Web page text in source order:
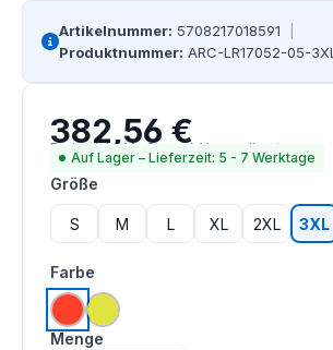
Artikelnummer: 5708217018591
Produktnummer: ARC-LR17052-05-3XL
Regulärer Preis:
382,56 €
Preise inkl. MwSt. zzgl. Versandkosten
Auf Lager – Lieferzeit: 5 - 7 Werktage
Größe
S M L XL 2XL 3XL
Farbe
hi vis orange
saturn gelb
Menge